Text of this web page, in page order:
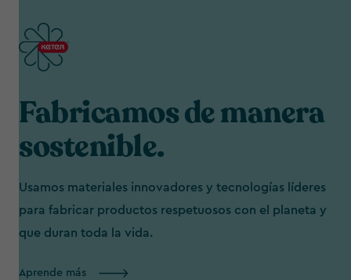
Fabricamos de manera
sostenible.
Usamos materiales innovadores y tecnologías líderes
para fabricar productos respetuosos con el planeta y
que duran toda la vida.
Aprende más